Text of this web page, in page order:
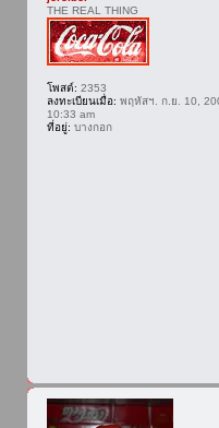
THE REAL THING
โพสต์: 2353
ลงทะเบียนเมื่อ: พฤหัสฯ. ก.ย. 10,
10:33 am
ที่อยู่: บางกอก